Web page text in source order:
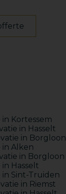
Kortessem
in Hasselt
in Borgloon
in Alken
in Borgloon
Hasselt
Sint-Truiden
in Riemst